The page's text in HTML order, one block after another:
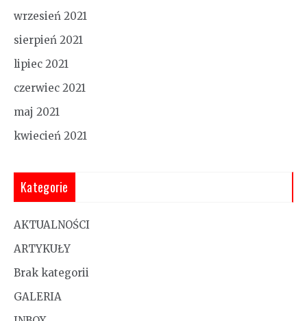
wrzesień 2021
sierpień 2021
lipiec 2021
czerwiec 2021
maj 2021
kwiecień 2021
Kategorie
AKTUALNOŚCI
ARTYKUŁY
Brak kategorii
GALERIA